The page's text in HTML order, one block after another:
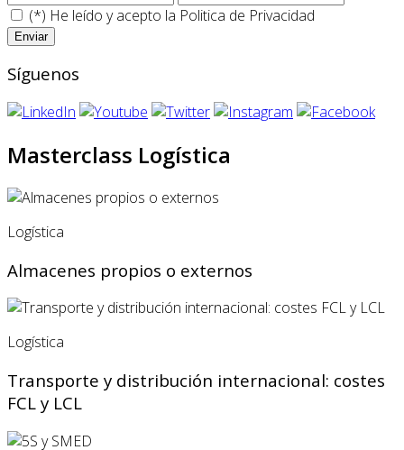
(*) He leído y acepto la Politica de Privacidad
Síguenos
Masterclass Logística
Logística
Almacenes propios o externos
Logística
Transporte y distribución internacional: costes
FCL y LCL